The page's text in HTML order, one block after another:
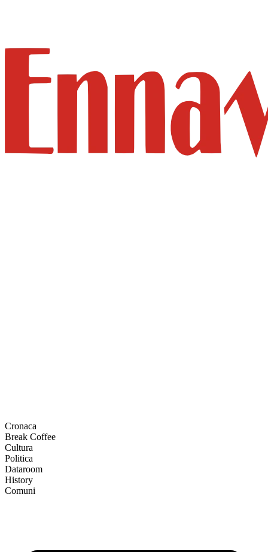
Cronaca
Break Coffee
Cultura
Politica
Dataroom
History
Comuni